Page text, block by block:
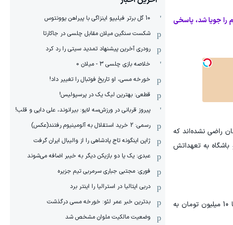
را جویا شد، پاسخی
راضی نشده‌اند که
باشگاه به تعهداتش
«بالاترین دریافتی 8 درصد بوده و بعید است کسی از 10 درصد بیشتر گرفته باشد. در واقع بجز دریافتی ابتدای فصل، مبالغ 5 تا 10 میلیون تومان به
10 گل برتر فیلیپو اینزاگی با پیراهن یوونتوس
شکست سنگین میلان مقابل چلسی در جاکارتا
رودری آخرین پیشنهاد تمدید سیتی را رد کرد
خلاصه بازی چلسی 3 - میلان 0
خورخه مسی، او تاریخ فوتبال را تغییر داد!
قطعی: بهترین لیگ یک در پرسپولیس!
پیروز قربانی در ورزش‌سه لایو: بیرانوند، علی دایی و قلب!
رسمی: 2 خرید استقلال به آلومینیوم رفتند(عکس)
ژاپن اینگونه تاج پادشاهی را از والیبال ایران گرفت
عبدی: یک یا دو بازیکن دیگر به خیبر اضافه می‌شوند
فوری: مجتبی جباری سرمربی تیم جزیره
دربی ایتالیا در استرالیا را اینتر برد
بدترین خبر عمر لئو: خورخه مسی درگذشت
وضعیت مالکیت ملوان مشخص شد